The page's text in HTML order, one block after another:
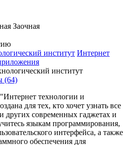
Заочная
институт Интернет
(64)
технологии и
для тех, кто хочет узнать все
других современных гаджетах и
языкам программирования,
интерфейса, а также
обеспечения для